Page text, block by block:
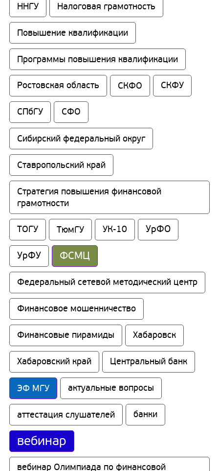
ННГУ Налоговая грамотность
Повышение квалификации
Программы повышения квалификации
Ростовская область СКФО СКФУ
СПбГУ СФО
Сибирский федеральный округ
Ставропольский край
Стратегия повышения финансовой
грамотности
ТОГУ ТюмГУ УК-10 УрФО
УрФУ ФСМЦ
Федеральный сетевой методический центр
Финансовое мошенничество
Финансовые пирамиды Хабаровск
Хабаровский край Центральный банк
ЭФ МГУ актуальные вопросы
аттестация слушателей банки
вебинар
вебинар Олимпиада по финансовой